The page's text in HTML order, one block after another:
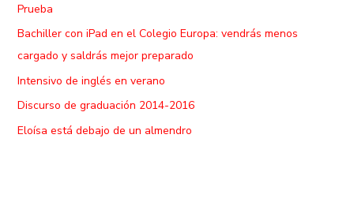
Prueba
Bachiller con iPad en el Colegio Europa: vendrás menos
cargado y saldrás mejor preparado
Intensivo de inglés en verano
Discurso de graduación 2014-2016
Eloísa está debajo de un almendro